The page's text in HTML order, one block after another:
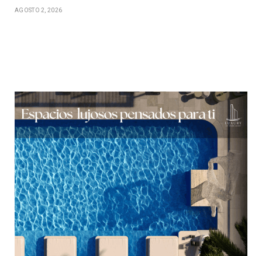
AGOSTO 2, 2026